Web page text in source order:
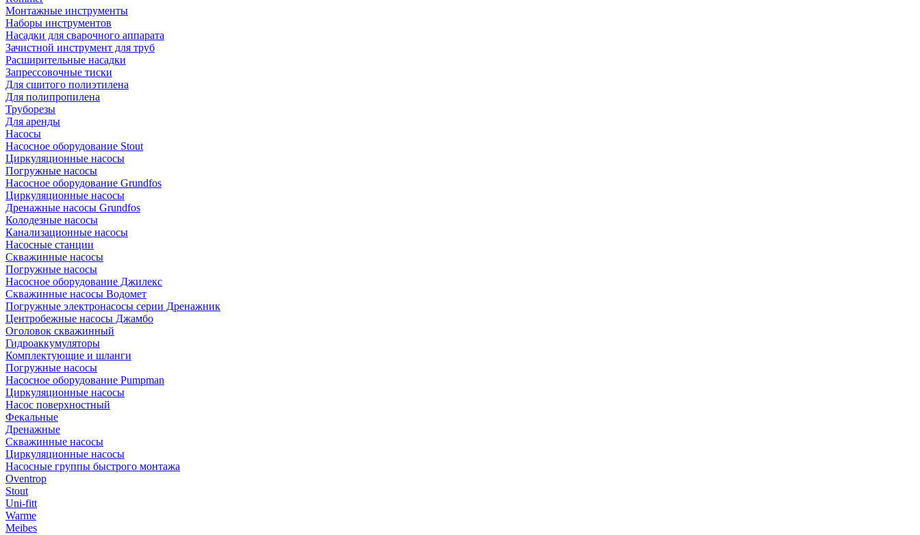
Монтажные инструменты
Наборы инструментов
Насадки для сварочного аппарата
Зачистной инструмент для труб
Расширительные насадки
Запрессовочные тиски
Для сшитого полиэтилена
Для полипропилена
Труборезы
Для аренды
Насосы
Насосное оборудование Stout
Циркуляционные насосы
Погружные насосы
Насосное оборудование Grundfos
Циркуляционные насосы
Дренажные насосы Grundfos
Колодезные насосы
Канализационные насосы
Насосные станции
Скважинные насосы
Погружные насосы
Насосное оборудование Джилекс
Скважинные насосы Водомет
Погружные электронасосы серии Дренажник
Центробежные насосы Джамбо
Оголовок скважинный
Гидроаккумуляторы
Комплектующие и шланги
Погружные насосы
Насосное оборудование Pumpman
Циркуляционные насосы
Насос поверхностный
Фекальные
Дренажные
Скважинные насосы
Циркуляционные насосы
Насосные группы быстрого монтажа
Oventrop
Stout
Uni-fitt
Warme
Meibes